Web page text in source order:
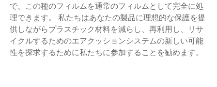
で、この種のフィルムを通常のフィルムとして完全に処
理できます。 私たちはあなたの製品に理想的な保護を提
供しながらプラスチック材料を減らし、再利用し、リサ
イクルするためのエアクッションシステムの新しい可能
性を探求するために私たちに参加することを勧めます。